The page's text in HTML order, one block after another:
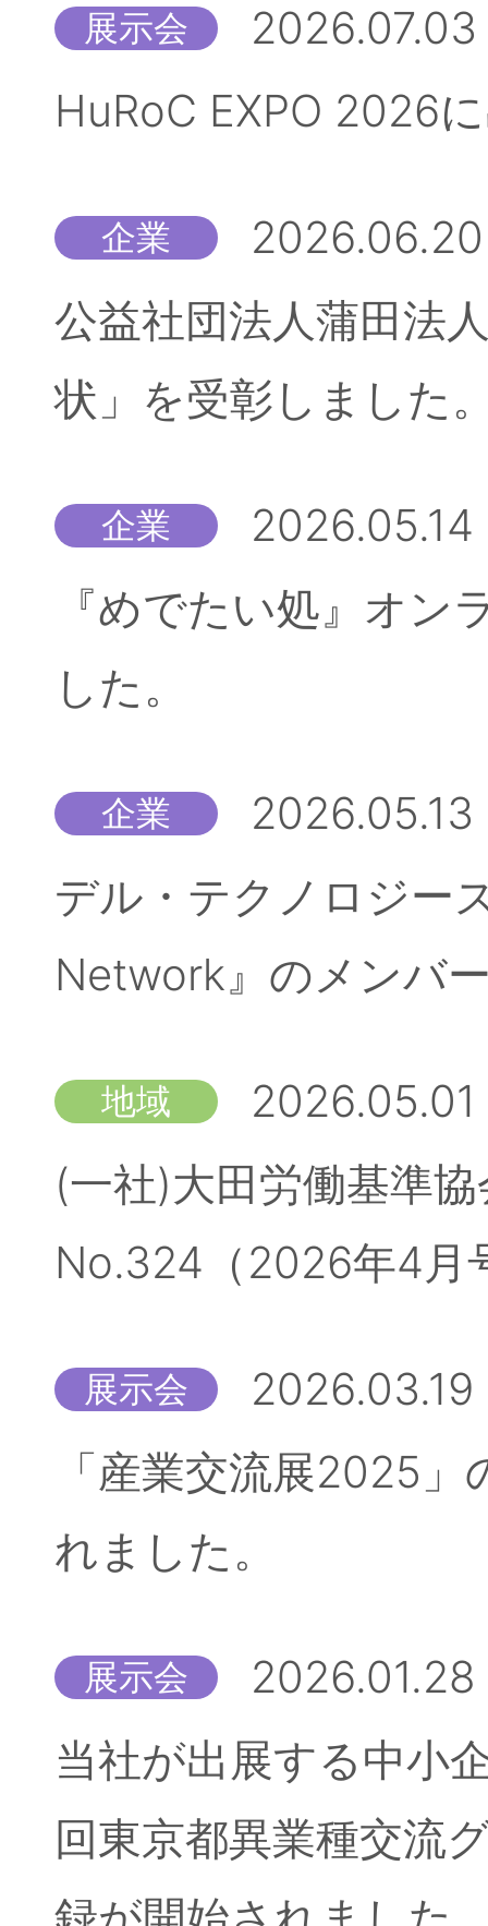
展示会
2026.07.03
HuRoC EXPO 2026
企業
2026.06.20
公益社団法人蒲田法
状」を受彰しました
企業
2026.05.14
『めでたい処』オ
した。
企業
2026.05.13
デル・テクノロジー
Network』のメンバ
地域
2026.05.01
(一社)大田労働基準
No.324（2026年4月
展示会
2026.03.19
「産業交流展2025
れました。
展示会
2026.01.28
当社が出展する中小
回東京都異業種交流